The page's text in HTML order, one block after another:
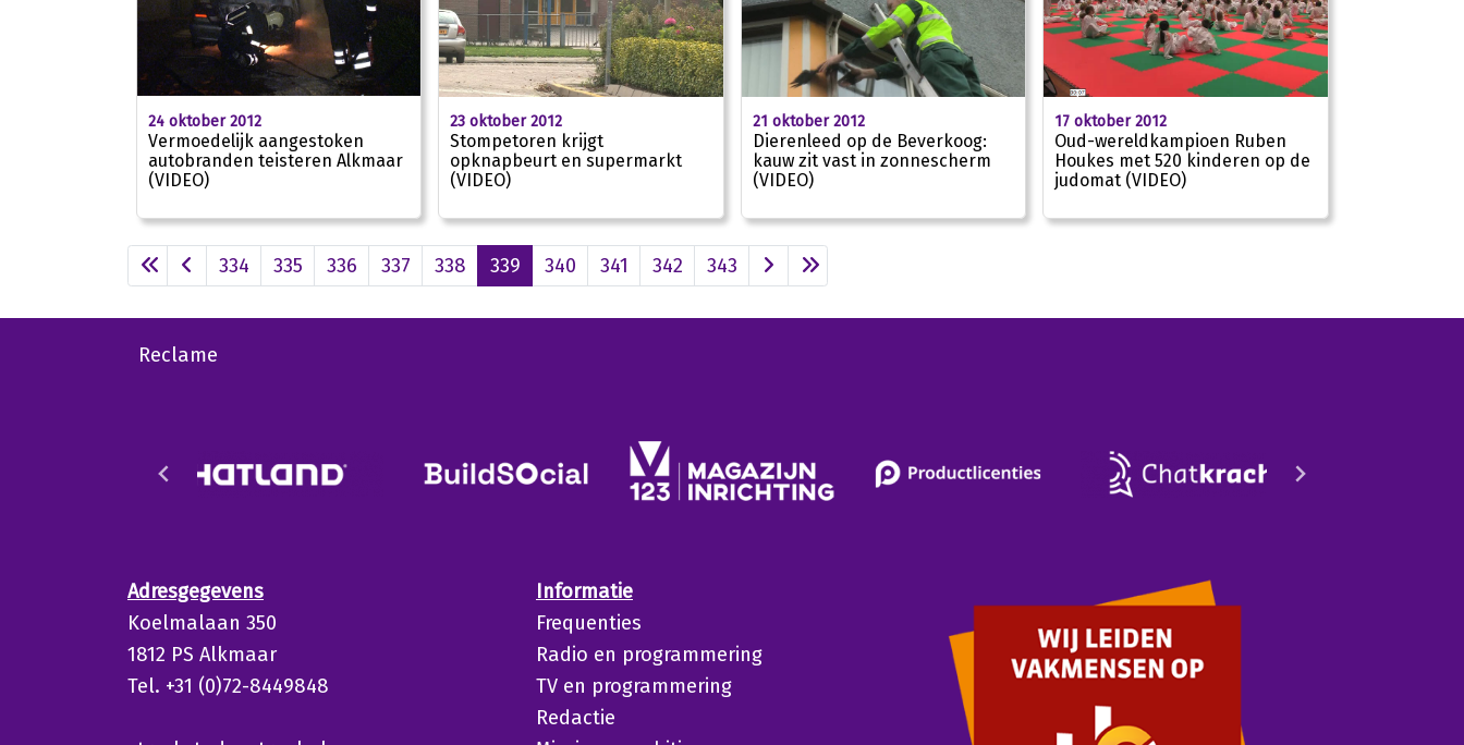
24 oktober 2012
Vermoedelijk aangestoken
autobranden teisteren Alkmaar
(VIDEO)
00:00
23 oktober 2012
Stompetoren krijgt
opknapbeurt en supermarkt
(VIDEO)
00
21 oktober 2012
Dierenleed op de Beverkoog:
kauw zit vast in zonnescherm
(VIDEO)
00:00
17 oktober 2012
Oud-wereldkampioen Ruben
Houkes met 520 kinderen op de
judomat (VIDEO)
334 335 336 337 338 339 340 341 342 343
Reclame
Adresgegevens
Koelmalaan 350
1812 PS Alkmaar
Tel. +31 (0)72-8449848
Informatie
Frequenties
Radio en programmering
TV en programmering
Redactie